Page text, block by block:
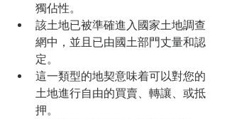
獨佔性。
該土地已被準確進入國家土地調查
網中，並且已由國土部門丈量和認
定。
這一類型的地契意味着可以對您的
土地進行自由的買賣、轉讓、或抵
押。